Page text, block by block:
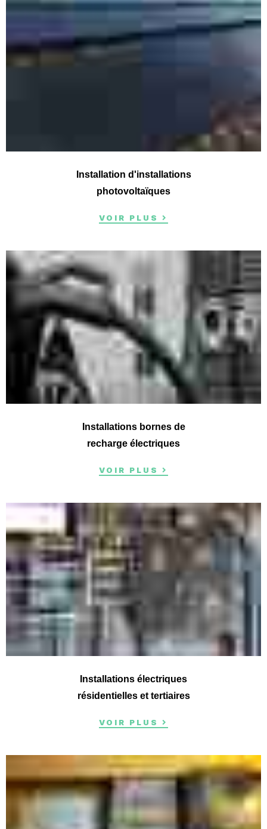
Installation d'installations
photovoltaïques
VOIR PLUS
Installations bornes de
recharge électriques
VOIR PLUS
Installations électriques
résidentielles et tertiaires
VOIR PLUS